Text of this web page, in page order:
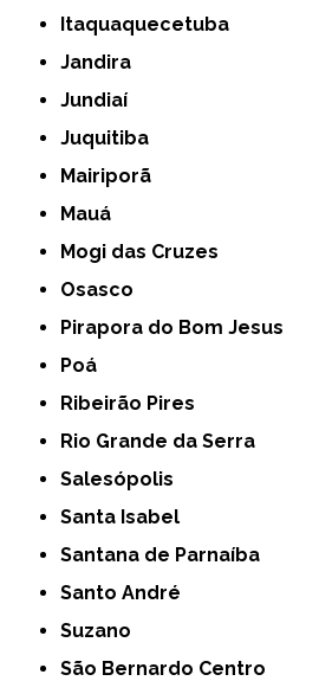
Itaquaquecetuba
Jandira
Jundiaí
Juquitiba
Mairiporã
Mauá
Mogi das Cruzes
Osasco
Pirapora do Bom Jesus
Poá
Ribeirão Pires
Rio Grande da Serra
Salesópolis
Santa Isabel
Santana de Parnaíba
Santo André
Suzano
São Bernardo Centro